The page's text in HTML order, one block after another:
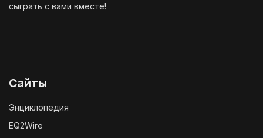
сыграть с вами вместе!
Сайты
Энциклопедия
EQ2Wire